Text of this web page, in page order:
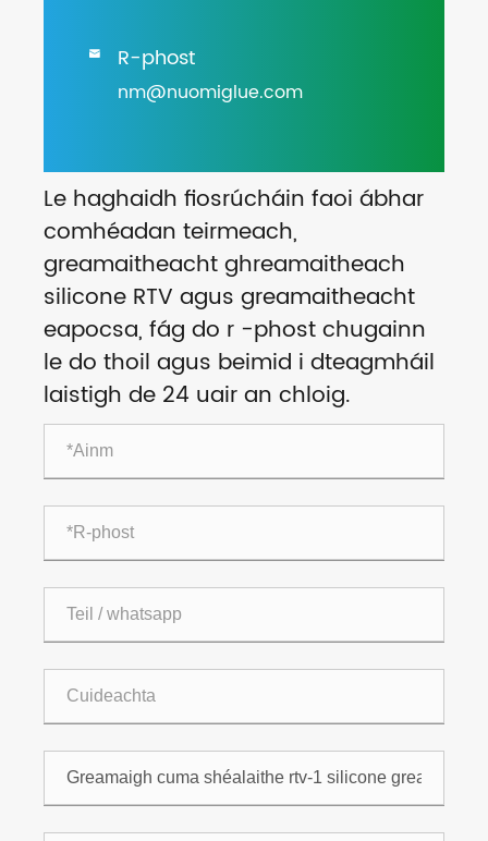
 R-phost
nm@nuomiglue.com
Le haghaidh fiosrúcháin faoi ábhar
comhéadan teirmeach,
greamaitheacht ghreamaitheach
silicone RTV agus greamaitheacht
eapocsa, fág do r -phost chugainn
le do thoil agus beimid i dteagmháil
laistigh de 24 uair an chloig.